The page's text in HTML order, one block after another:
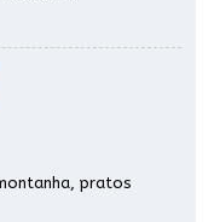
pratos